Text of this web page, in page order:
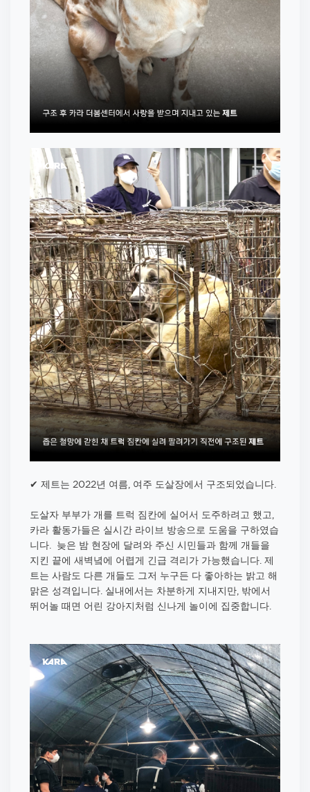
✔ 제트는 2022년 여름, 여주 도살장에서 구조되었습니다.
도살자 부부가 개를 트럭 짐칸에 실어서 도주하려고 했고,
카라 활동가들은 실시간 라이브 방송으로 도움을 구하였습
니다. 늦은 밤 현장에 달려와 주신 시민들과 함께 개들을
지킨 끝에 새벽녘에 어렵게 긴급 격리가 가능했습니다. 제
트는 사람도 다른 개들도 그저 누구든 다 좋아하는 밝고 해
맑은 성격입니다. 실내에서는 차분하게 지내지만, 밖에서
뛰어놀 때면 어린 강아지처럼 신나게 놀이에 집중합니다.